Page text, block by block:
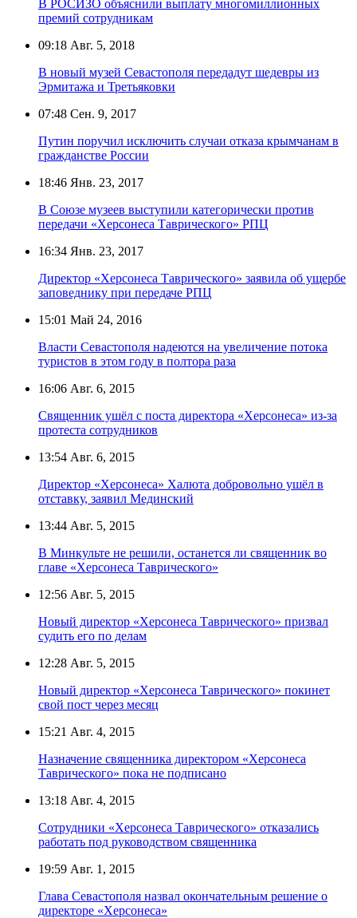
В РОСИЗО объяснили выплату многомиллионных
премий сотрудникам
09:18 Авг. 5, 2018
В новый музей Севастополя передадут шедевры из
Эрмитажа и Третьяковки
07:48 Сен. 9, 2017
Путин поручил исключить случаи отказа крымчанам в
гражданстве России
18:46 Янв. 23, 2017
В Союзе музеев выступили категорически против
передачи «Херсонеса Таврического» РПЦ
16:34 Янв. 23, 2017
Директор «Херсонеса Таврического» заявила об ущербе
заповеднику при передаче РПЦ
15:01 Май 24, 2016
Власти Севастополя надеются на увеличение потока
туристов в этом году в полтора раза
16:06 Авг. 6, 2015
Священник ушёл с поста директора «Херсонеса» из-за
протеста сотрудников
13:54 Авг. 6, 2015
Директор «Херсонеса» Халюта добровольно ушёл в
отставку, заявил Мединский
13:44 Авг. 5, 2015
В Минкульте не решили, останется ли священник во
главе «Херсонеса Таврического»
12:56 Авг. 5, 2015
Новый директор «Херсонеса Таврического» призвал
судить его по делам
12:28 Авг. 5, 2015
Новый директор «Херсонеса Таврического» покинет
свой пост через месяц
15:21 Авг. 4, 2015
Назначение священника директором «Херсонеса
Таврического» пока не подписано
13:18 Авг. 4, 2015
Сотрудники «Херсонеса Таврического» отказались
работать под руководством священника
19:59 Авг. 1, 2015
Глава Севастополя назвал окончательным решение о
директоре «Херсонеса»